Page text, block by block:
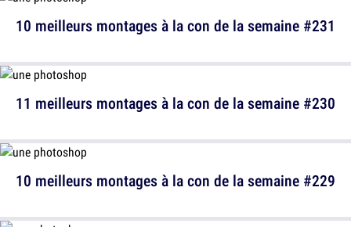
10 meilleurs montages à la con de la semaine #231
10 meilleurs montages à la con de la semaine #229
11 meilleurs montages à la con de la semaine #230